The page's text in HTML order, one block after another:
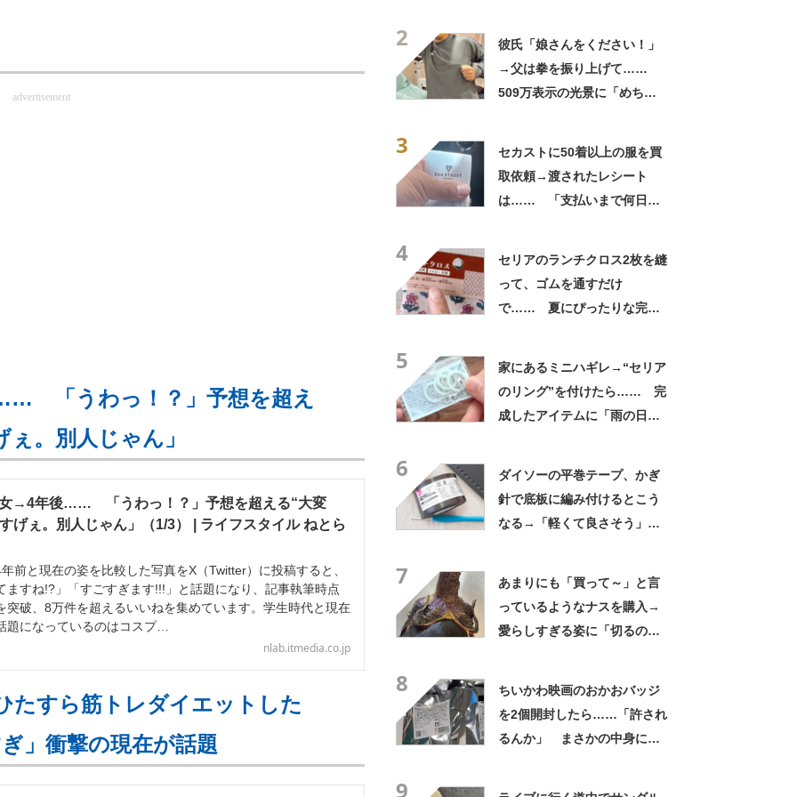
advertisement
「うわっ！？」予想を超え
。別人じゃん」
女→4年後…… 「うわっ！？」予想を超える“大変
げぇ。別人じゃん」（1/3） | ライフスタイル ねとら
と現在の姿を比較した写真をX（Twitter）に投稿すると、
ますね!?」「すごすぎます!!!」と話題になり、記事執筆時点
突破、8万件を超えるいいねを集めています。学生時代と現在
になっているのはコスプ…
nlab.itmedia.co.jp
たすら筋トレダイエットした
」衝撃の現在が話題
2
彼氏「娘さんをください！」
→父は拳を振り上げて……
509万表示の光景に「めちゃ
3
セカストに50着以上の服を買
取依頼→渡されたレシート
は…… 「支払いまで何日か
4
セリアのランチクロス2枚を縫
って、ゴムを通すだけ
で…… 夏にぴったりな完成
5
家にあるミニハギレ→“セリア
のリング”を付けたら…… 完
成したアイテムに「雨の日で
6
ダイソーの平巻テープ、かぎ
針で底板に編み付けるとこう
なる→「軽くて良さそう」
7
あまりにも「買って～」と言
っているようなナスを購入→
愛らしすぎる姿に「切るのが
8
ちいかわ映画のおかおバッジ
を2個開封したら……「許され
るんか」 まさかの中身に
9